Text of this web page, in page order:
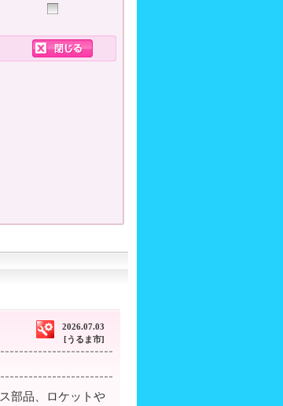
2026.07.03
[うるま市]
部品、ロケットや